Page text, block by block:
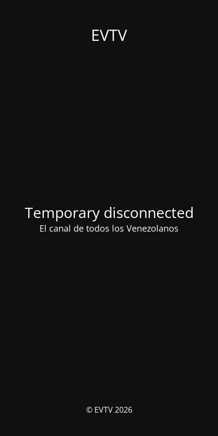
EVTV
Temporary disconnected
El canal de todos los Venezolanos
© EVTV 2026